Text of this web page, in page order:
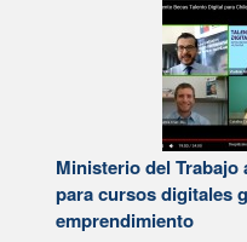
Ministerio del Trabajo
para cursos digitales
emprendimiento